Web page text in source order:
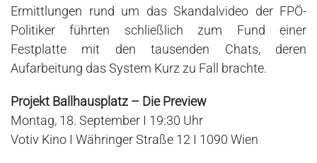
Ermittlungen rund um das Skandalvideo der FPÖ-
Politiker führten schließlich zum Fund einer
Festplatte mit den tausenden Chats, deren
Aufarbeitung das System Kurz zu Fall brachte.
Projekt Ballhausplatz – Die Preview
Montag, 18. September I 19:30 Uhr
Votiv Kino I Währinger Straße 12 I 1090 Wien